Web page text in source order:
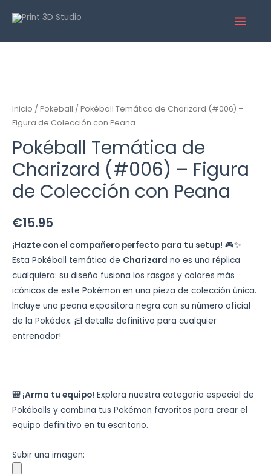
Inicio / Pokeball / Pokéball Temática de Charizard (#006) –
Figura de Colección con Peana
Pokéball Temática de
Charizard (#006) – Figura
de Colección con Peana
€15.95
¡Hazte con el compañero perfecto para tu setup! 🎮✨
Esta Pokéball temática de Charizard no es una réplica
cualquiera: su diseño fusiona los rasgos y colores más
icónicos de este Pokémon en una pieza de colección única.
Incluye una peana expositora negra con su número oficial
de la Pokédex. ¡El detalle definitivo para cualquier
entrenador!
🎒 ¡Arma tu equipo! Explora nuestra categoría especial de
Pokéballs y combina tus Pokémon favoritos para crear el
equipo definitivo en tu escritorio.
Subir una imagen: